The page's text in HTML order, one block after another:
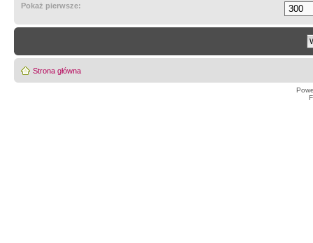
Pokaż pierwsze:
Strona główna